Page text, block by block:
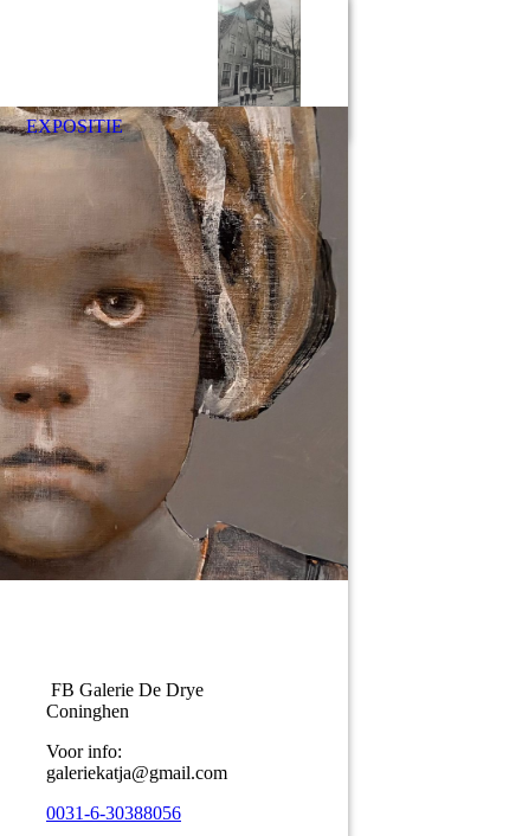
EXPOSITIE
FB Galerie De Drye
Coninghen
Voor info:
galeriekatja@gmail.com
0031-6-30388056